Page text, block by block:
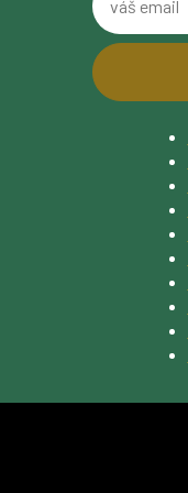
váš
email